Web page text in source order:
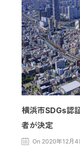
横浜市SDGs認
者が決定
On 2020年12月4